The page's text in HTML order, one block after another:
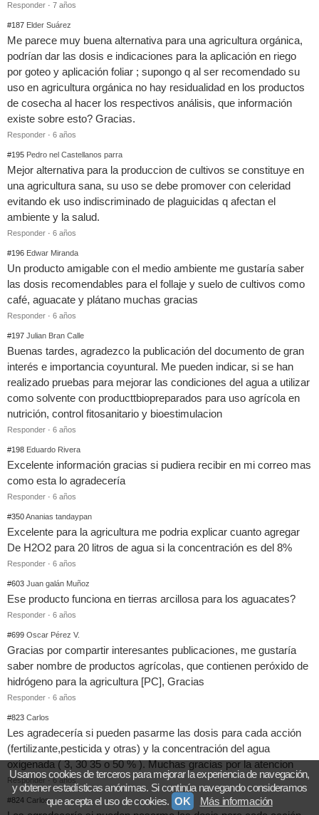
Responder · 7 años
#187 Elder Suárez
Me parece muy buena alternativa para una agricultura orgánica,
podrían dar las dosis e indicaciones para la aplicación en riego
por goteo y aplicación foliar ; supongo q al ser recomendado su
uso en agricultura orgánica no hay residualidad en los productos
de cosecha al hacer los respectivos análisis, que información
existe sobre esto? Gracias.
Responder · 6 años
#195 Pedro nel Castellanos parra
Mejor alternativa para la produccion de cultivos se constituye en
una agricultura sana, su uso se debe promover con celeridad
evitando ek uso indiscriminado de plaguicidas q afectan el
ambiente y la salud.
Responder · 6 años
#196 Edwar Miranda
Un producto amigable con el medio ambiente me gustaría saber
las dosis recomendables para el follaje y suelo de cultivos como
café, aguacate y plátano muchas gracias
Responder · 6 años
#197 Julian Bran Calle
Buenas tardes, agradezco la publicación del documento de gran
interés e importancia coyuntural. Me pueden indicar, si se han
realizado pruebas para mejorar las condiciones del agua a utilizar
como solvente con producttbiopreparados para uso agrícola en
nutrición, control fitosanitario y bioestimulacion
Responder · 6 años
#198 Eduardo Rivera
Excelente información gracias si pudiera recibir en mi correo mas
como esta lo agradecería
Responder · 6 años
#350Ananias tandaypan
Excelente para la agricultura me podria explicar cuanto agregar
De H2O2 para 20 litros de agua si la concentración es del 8%
Responder · 6 años
#603 Juan galán Muñoz
Ese producto funciona en tierras arcillosa para los aguacates?
Responder · 6 años
#699 Oscar Pérez V.
Gracias por compartir interesantes publicaciones, me gustaría
saber nombre de productos agrícolas, que contienen peróxido de
hidrógeno para la agricultura [PC], Gracias
Responder · 6 años
#823 Carlos
Les agradecería si pueden pasarme las dosis para cada acción
(fertilizante,pesticida y otras) y la concentración del agua
oxigenada ( 3, 30 35 o 50 % ). Muchas gracias por la atencion
Responder ·6 años
#824 Carlos
Usamos cookies de terceros para mejorar la experiencia de navegación,
y obtener estadísticas anónimas. Si continúa navegando consideramos
que acepta el uso de cookies. OK Más información